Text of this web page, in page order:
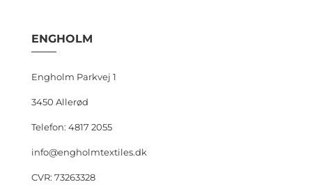
ENGHOLM
Engholm Parkvej 1
3450 Allerød
Telefon: 4817 2055
info@engholmtextiles.dk
CVR: 73263328